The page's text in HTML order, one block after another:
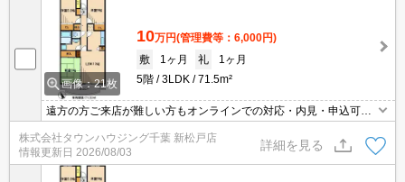
画像：21枚
10万円(管理費等：6,000円)
敷
1ヶ月 礼
1ヶ月
5階
3LDK 71.5m²
遠方の方ご来店が難しい方もオンラインでの対応・内見・申込可能
です！
株式会社タウンハウジング千葉 新松戸店
情報更新日 2026/08/03
詳細を見る